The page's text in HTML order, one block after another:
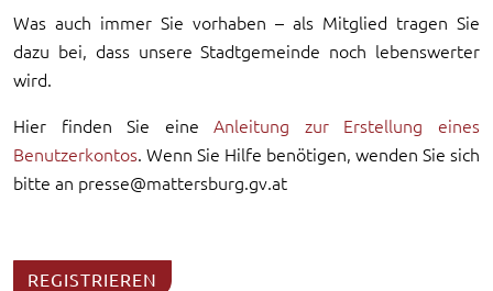
Was auch immer Sie vorhaben – als Mitglied tragen Sie
dazu bei, dass unsere Stadtgemeinde noch lebenswerter
wird.
Hier finden Sie eineAnleitung zur Erstellung eines
Benutzerkontos. Wenn Sie Hilfe benötigen, wenden Sie sich
bitte an presse@mattersburg.gv.at
REGISTRIEREN